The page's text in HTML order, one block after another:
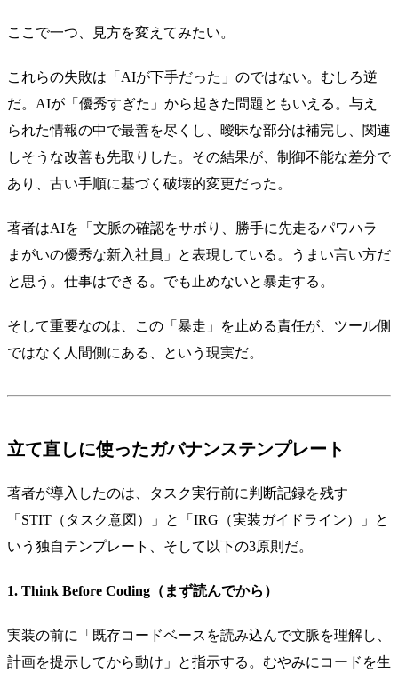
ここで一つ、見方を変えてみたい。
これらの失敗は「AIが下手だった」のではない。むしろ逆
だ。AIが「優秀すぎた」から起きた問題ともいえる。与え
られた情報の中で最善を尽くし、曖昧な部分は補完し、関連
しそうな改善も先取りした。その結果が、制御不能な差分で
あり、古い手順に基づく破壊的変更だった。
著者はAIを「文脈の確認をサボり、勝手に先走るパワハラ
まがいの優秀な新入社員」と表現している。うまい言い方だ
と思う。仕事はできる。でも止めないと暴走する。
そして重要なのは、この「暴走」を止める責任が、ツール側
ではなく人間側にある、という現実だ。
立て直しに使ったガバナンステンプレート
著者が導入したのは、タスク実行前に判断記録を残す
「STIT（タスク意図）」と「IRG（実装ガイドライン）」と
いう独自テンプレート、そして以下の3原則だ。
1. Think Before Coding（まず読んでから）
実装の前に「既存コードベースを読み込んで文脈を理解し、
計画を提示してから動け」と指示する。むやみにコードを生